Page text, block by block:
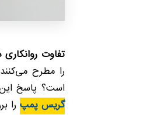
تفاوت
را مطرح
است؟ پاسخ این
گریس پمپ را